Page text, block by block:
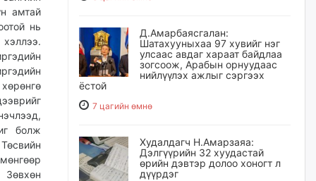
амтай
нь
болж
Д.Амарбаясгалан:
Шатахууныхаа 97 хувийг нэг
улсаас авдаг хараат байдлаа
зогсоож, Арабын орнуудаас
нийлүүлэх ажлыг сэргээх
ёстой
7 цагийн өмнө
Худалдагч Н.Амарзаяа:
Дэлгүүрийн 32 хуудастай
өрийн дэвтэр долоо хоногт л
дүүрдэг